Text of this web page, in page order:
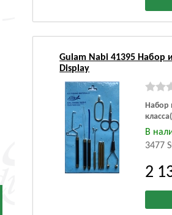
Gulam Nabi 41395 Набор
Display
Набор
В
3477
2